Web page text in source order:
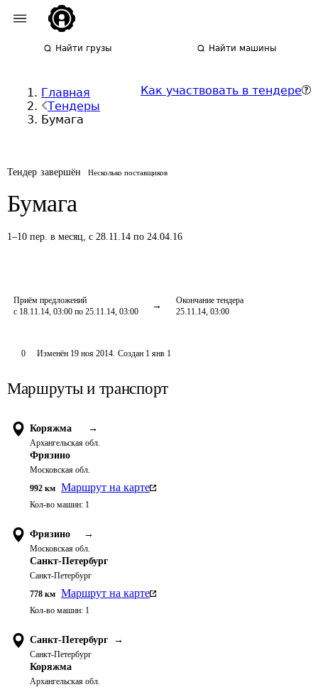
Найти грузы Найти машины
Главная
Тендеры
Бумага
Как участвовать в тендере
Тендер завершён Несколько поставщиков
Бумага
1–10 пер. в месяц, с 28.11.14 по 24.04.16
Приём предложений
с 18.11.14, 03:00 по 25.11.14, 03:00
Окончание тендера
25.11.14, 03:00
0 Изменён 19 ноя 2014. Создан 1 янв 1
Маршруты и транспорт
Коряжма →
Архангельская обл.
Фрязино
Московская обл.
992 км Маршрут на карте
Кол-во машин: 1
Фрязино →
Московская обл.
Санкт-Петербург
Санкт-Петербург
778 км Маршрут на карте
Кол-во машин: 1
Санкт-Петербург →
Санкт-Петербург
Коряжма
Архангельская обл.